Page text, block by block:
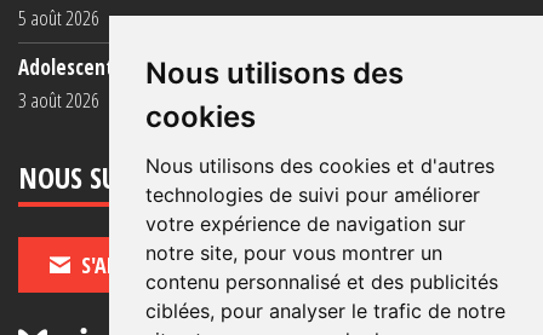
Nous utilisons des
cookies
Nous utilisons des cookies et d'autres
technologies de suivi pour améliorer
votre expérience de navigation sur
notre site, pour vous montrer un
contenu personnalisé et des publicités
ciblées, pour analyser le trafic de notre
5 août 2026
Adolescent·es incarcéré·es : une faillite collective
3 août 2026
NOUS SUIVRE
S'ABONNER